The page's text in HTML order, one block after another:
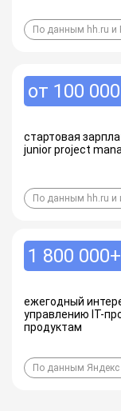
По данным hh.ru и
от 100
стартовая
junior project
По данным hh.ru и
1 800
ежегодный
управлению IT-
продуктам
По данным Яндекс